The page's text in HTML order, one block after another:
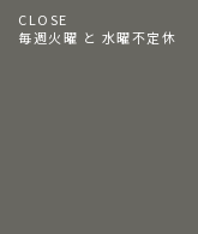
CLOSE
毎週火曜 と 水曜不定休